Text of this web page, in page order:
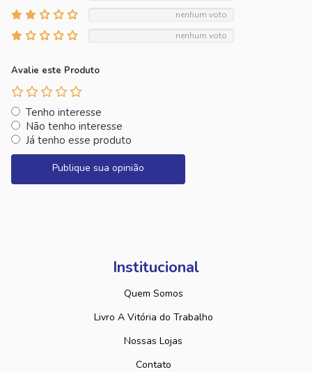
nenhum voto
nenhum voto
Avalie este Produto
Tenho interesse
Não tenho interesse
Já tenho esse produto
Publique sua opinião
Institucional
Quem Somos
Livro A Vitória do Trabalho
Nossas Lojas
Contato